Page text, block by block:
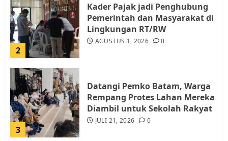
2
Kader Pajak jadi Penghubung
Pemerintah dan Masyarakat di
Lingkungan RT/RW
AGUSTUS 1, 2026 0
3
Datangi Pemko Batam, Warga
Rempang Protes Lahan Mereka
Diambil untuk Sekolah Rakyat
JULI 21, 2026 0